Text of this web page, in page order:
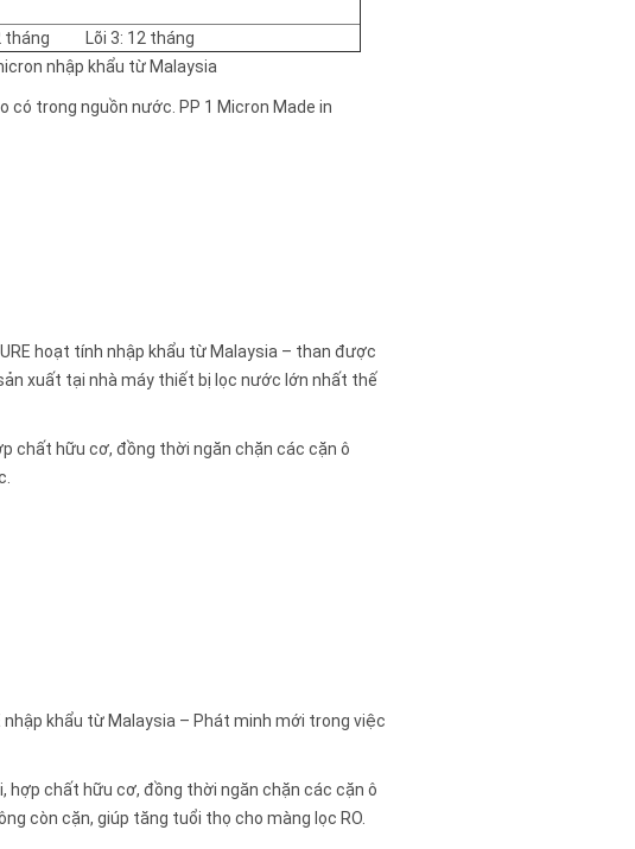
tháng Lõi 3: 12 tháng
nhập khẩu từ Malaysia
có trong nguồn nước. PP 1 Micron Made in
hoạt tính nhập khẩu từ Malaysia – than được
xuất tại nhà máy thiết bị lọc nước lớn nhất thế
chất hữu cơ, đồng thời ngăn chặn các cặn ô
nhập khẩu từ Malaysia – Phát minh mới trong việc
hợp chất hữu cơ, đồng thời ngăn chặn các cặn ô
còn cặn, giúp tăng tuổi thọ cho màng lọc RO.